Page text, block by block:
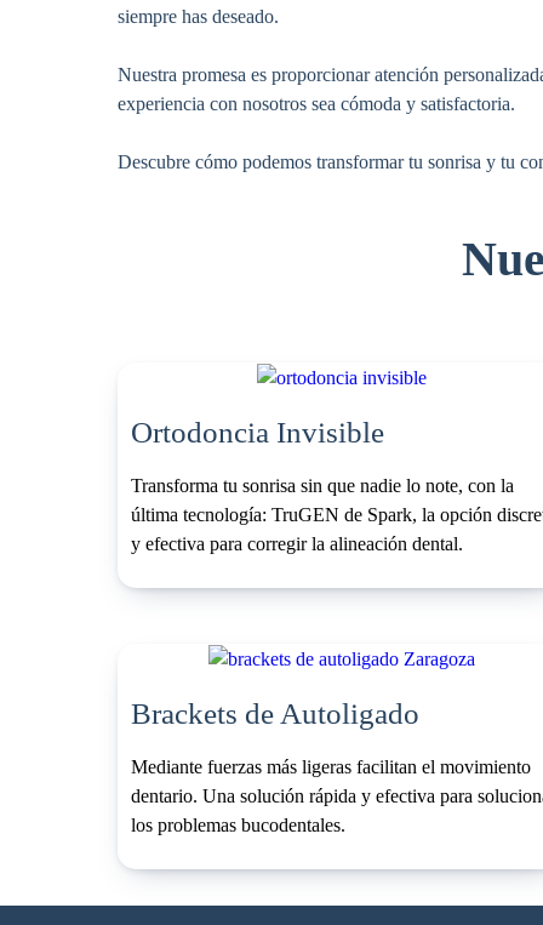
siempre has deseado.
Nuestra promesa es proporcionar atención
experiencia con nosotros sea cómoda y satisfactoria.
Descubre cómo podemos transformar tu sonrisa y tu
Ortodoncia Invisible
Transforma tu sonrisa sin que nadie lo note, con la
última tecnología: TruGEN de Spark, la opción
y efectiva para corregir la alineación dental.
Brackets de Autoligado
Mediante fuerzas más ligeras facilitan el movimiento
dentario. Una solución rápida y efectiva para
los problemas bucodentales.